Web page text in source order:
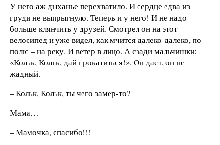
У него аж дыханье перехватило. И сердце едва из
груди не выпрыгнуло. Теперь и у него! И не надо
больше клянчить у друзей. Смотрел он на этот
велосипед и уже видел, как мчится далеко-далеко, по
полю – на реку. И ветер в лицо. А сзади мальчишки:
«Кольк, Кольк, дай прокатиться!». Он даст, он не
жадный.
– Кольк, Кольк, ты чего замер-то?
Мама…
– Мамочка, спасибо!!!